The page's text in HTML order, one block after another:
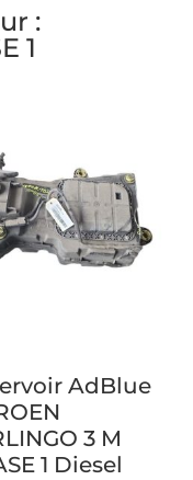
:
1
AdBlue
3 M
1 Diesel